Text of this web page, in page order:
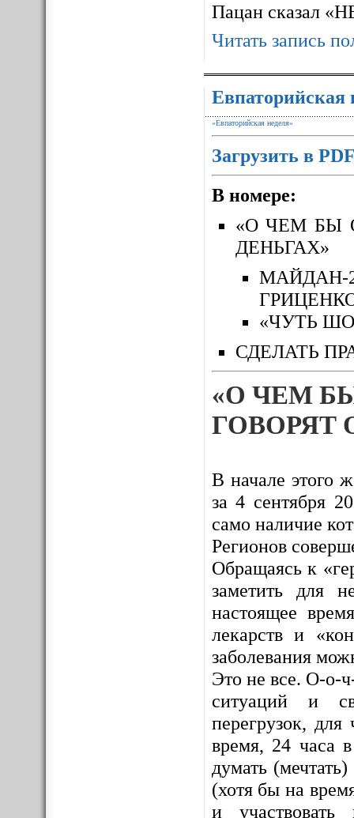
Пацан сказал
Читать запись
Евпаторийская
«Евпаторийская неделя»
Загрузить в
В номере:
«О ЧЕМ БЫ
ДЕНЬГАХ»
«ЧУТЬ
СДЕЛАТЬ
«О ЧЕМ
ГОВОРЯТ
В начале этого
за 4 сентября
само наличие
Регионов
Обращаясь к
заметить для
настоящее
лекарств и
заболевания
Это не все. О-о-
ситуаций и
перегрузок, для
время, 24 часа
думать
(хотя бы на
и участвовать